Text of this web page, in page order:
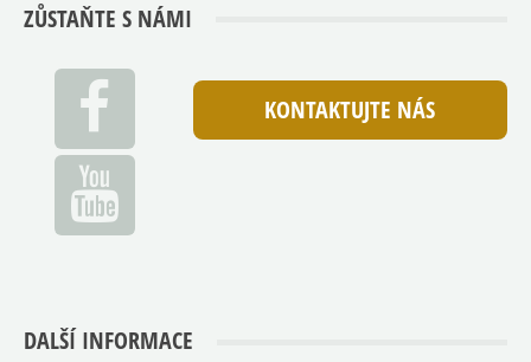
ZŮSTAŇTE S NÁMI
KONTAKTUJTE NÁS
DALŠÍ INFORMACE